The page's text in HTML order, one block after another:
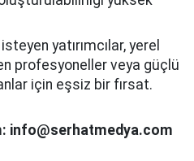
yatırımcılar, yerel
profesyoneller veya güçlü
için eşsiz bir fırsat.
info@serhatmedya.com